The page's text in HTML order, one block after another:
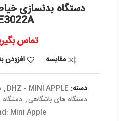
تماس
مقایسه افزودن
دسته: DHZ - MINI APPLE
,
دستگاه های باشگاهی,
Mini Apple